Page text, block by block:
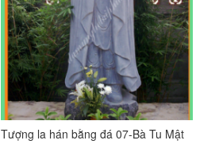
Tượng la hán bằng đá 07-Bà Tu Mật